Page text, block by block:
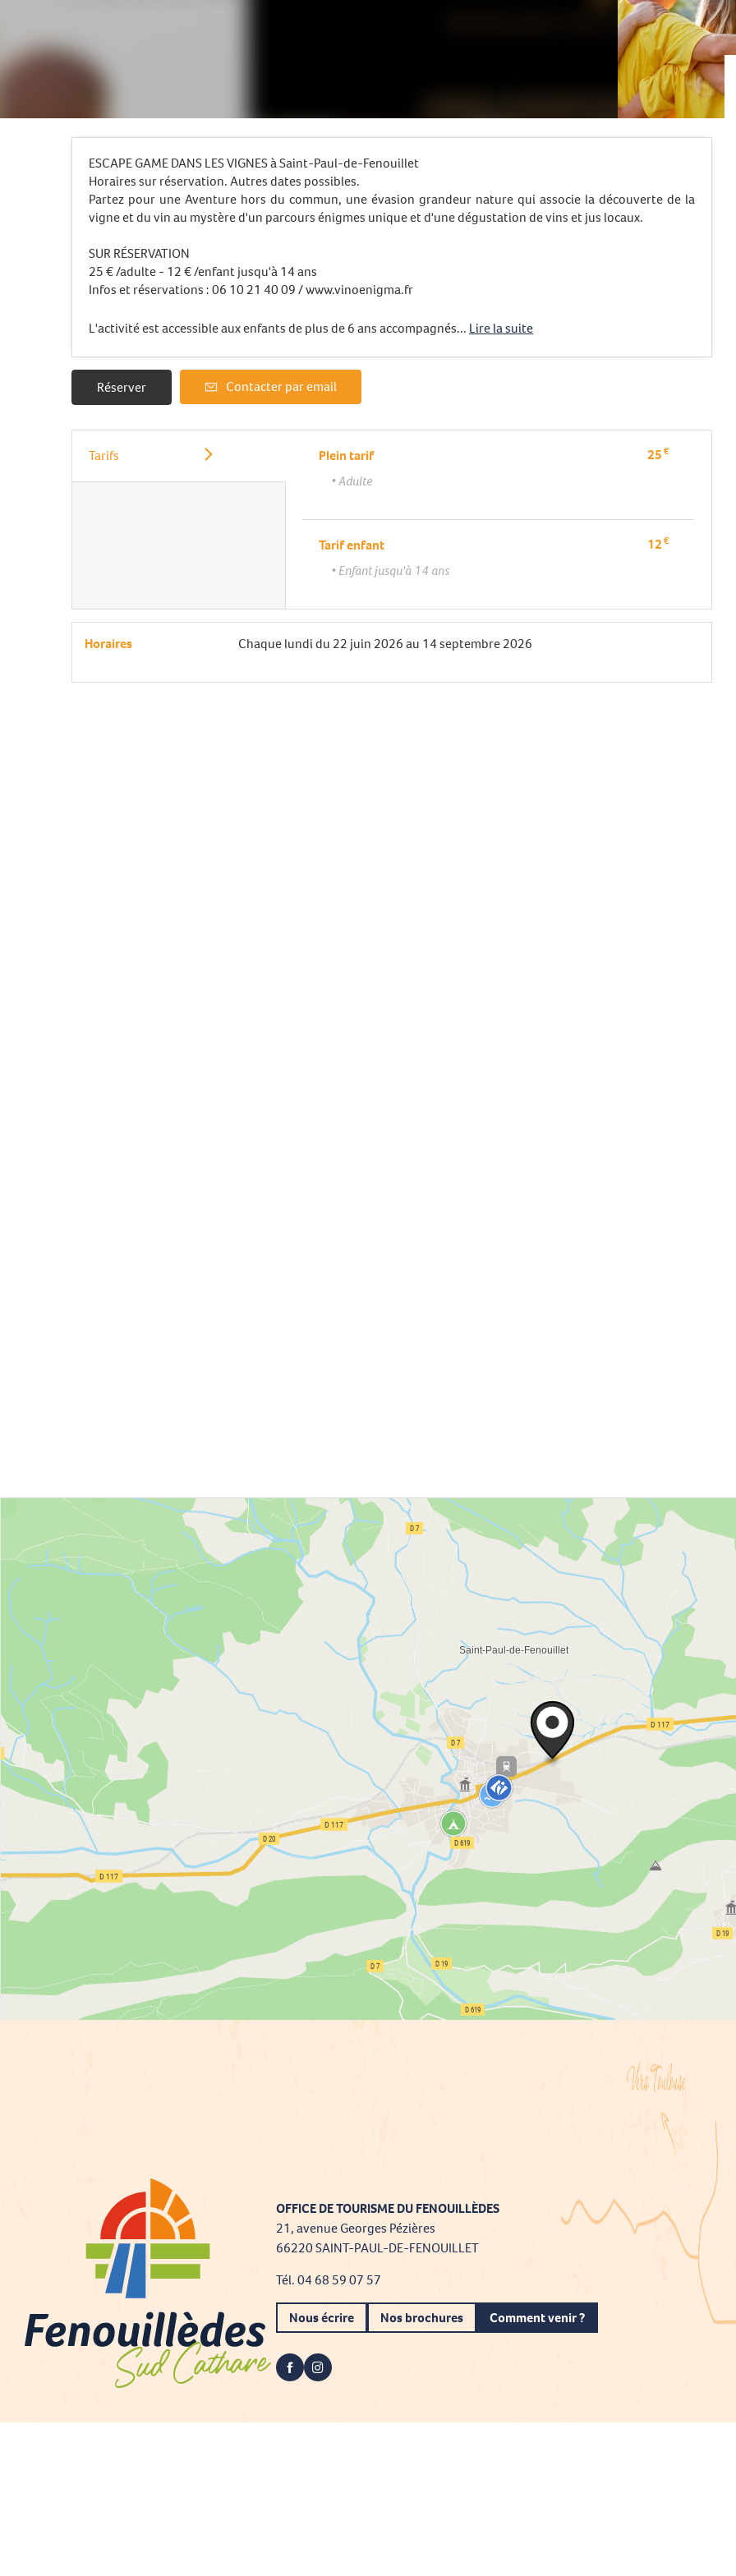
ESCAPE GAME DANS LES VIGNES à Saint-Paul-de-Fenouillet
Horaires sur réservation. Autres dates possibles.
Partez pour une Aventure hors du commun, une évasion grandeur nature qui associe la découverte de la
vigne et du vin au mystère d'un parcours énigmes unique et d'une dégustation de vins et jus locaux.
SUR RÉSERVATION
25 € /adulte - 12 € /enfant jusqu'à 14 ans
Infos et réservations : 06 10 21 40 09 / www.vinoenigma.fr
L'activité est accessible aux enfants de plus de 6 ans accompagnés... Lire la suite
Réserver Contacter par email
Tarifs Plein tarif 25€
• Adulte
Tarif enfant 12€
• Enfant jusqu'à 14 ans
Horaires Chaque lundi du 22 juin 2026au 14 septembre 2026
OFFICE DE TOURISME DU FENOUILLÈDES
21, avenue Georges Pézières
66220 SAINT-PAUL-DE-FENOUILLET
Tél. 04 68 59 07 57
Nous écrire Nos brochures Comment venir ?